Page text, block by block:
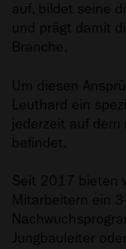
auf, bildet seine
und prägt damit
Branche.
Um diesen
Leuthard ein
jederzeit auf
befindet.
Seit 2017 bieten
Mitarbeitern ein
Jungbauleiter